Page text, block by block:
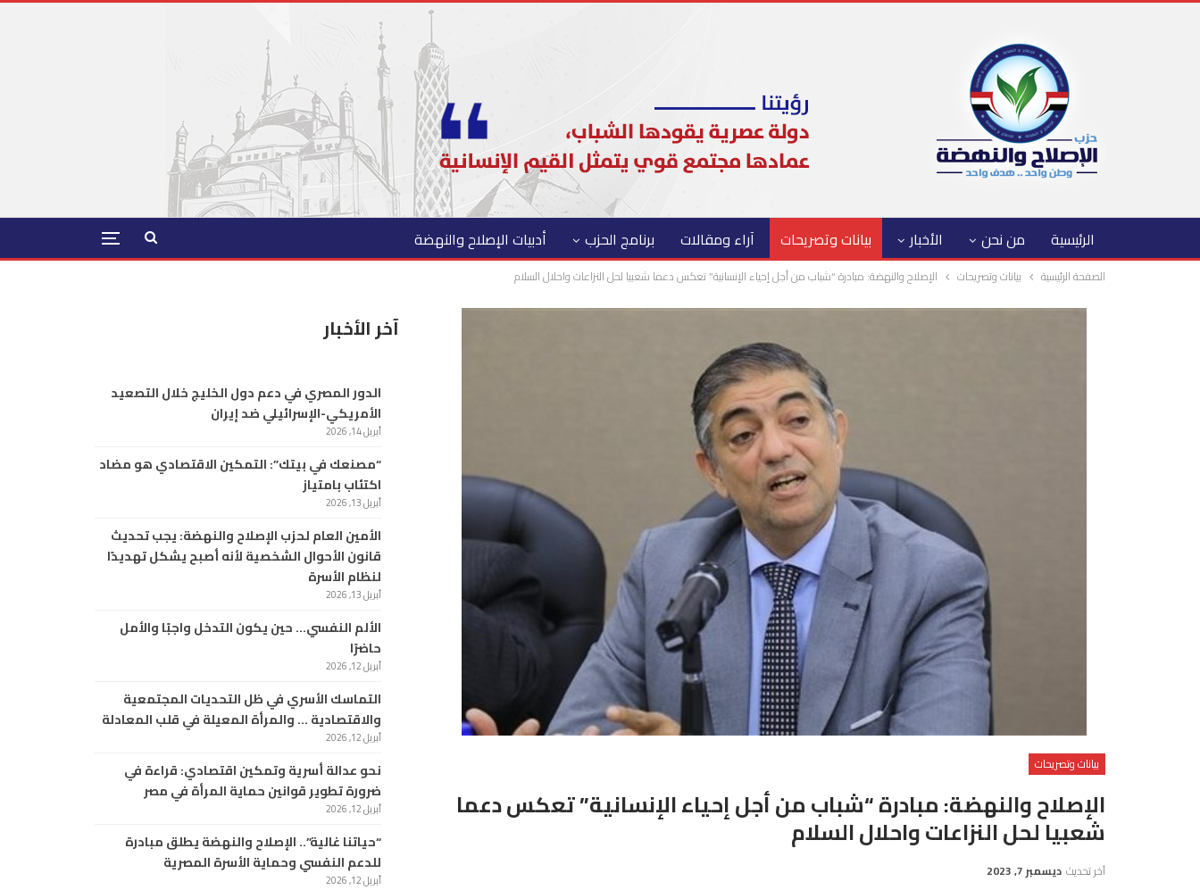
الرئيسية من نحن الأخبار بيانات وتصريحات آراء ومقالات برنامج الحزب أدبيات الإصلاح والنهضة
الصفحة الرئيسية بيانات وتصريحات الإصلاح والنهضة: مبادرة “شباب من أجل إحياء الإنسانية” تعكس دعما شعبيا لحل النزاعات واحلال السلام
بيانات وتصريحات
الإصلاح والنهضة: مبادرة “شباب من أجل إحياء الإنسانية” تعكس دعما
شعبيا لحل النزاعات واحلال السلام
آخر تحديث ديسمبر 7, 2023
آخر الأخبار
الدور المصري في دعم دول الخليج خلال التصعيد
الأمريكي-الإسرائيلي ضد إيران
أبريل 14, 2026
“مصنعك في بيتك”: التمكين الاقتصادي هو مضاد
اكتئاب بامتياز
أبريل 13, 2026
الأمين العام لحزب الإصلاح والنهضة: يجب تحديث
قانون الأحوال الشخصية لأنه أصبح يشكل تهديدًا
لنظام الأسرة
أبريل 13, 2026
الألم النفسي… حين يكون التدخل واجبًا والأمل
حاضرًا
أبريل 12, 2026
التماسك الأسري في ظل التحديات المجتمعية
والاقتصادية … والمرأة المعيلة في قلب المعادلة
أبريل 12, 2026
نحو عدالة أسرية وتمكين اقتصادي: قراءة في
ضرورة تطوير قوانين حماية المرأة في مصر
أبريل 12, 2026
“حياتنا غالية”.. الإصلاح والنهضة يطلق مبادرة
للدعم النفسي وحماية الأسرة المصرية
أبريل 12, 2026